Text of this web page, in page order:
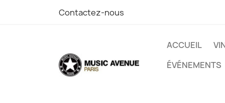
Contactez-nous
ACCUEIL
ÉVÉNEMENTS